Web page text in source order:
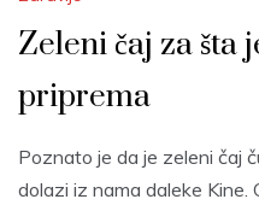
Zeleni čaj za šta
priprema
Poznato je da je zeleni čaj
dolazi iz nama daleke Kine.